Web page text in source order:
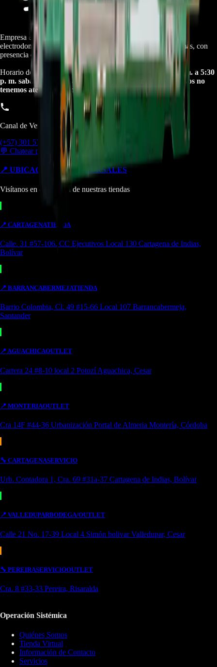
Empresa especializada en electrodomésticos, repuestos de
electrodomésticos, motos electricas y repuestos para las mismas, con
presencia en toda Colombia.
Horario de atención Call Center:
lunes a viernes de 8:30 a. m. a 5:30
p. m. sabados de 9:00 a. m. a 1:00 p. m. Domingos y festivos no
tenemos atencion online.
Canal de Ventas!!
(+57) 301 5739461
💬 Chatear por WhatsApp
📍 UBICACIONES Y SUCURSALES
Visítanos en cualquiera de nuestras tiendas
📍 CARTAGENATIENDA
Calle. 31 #57-106. CC Ejecutivos Local 130 Cartagena de Indias,
Bolívar
📍 BARRANCABERMEJATIENDA
Barrio Colombia, Cl. 49 #15-66 Local 107 Barrancabermeja,
Santander
📍AGUACHICAOUTLET
Carrera 24 #8-10 local 2 Potozí Aguachica, Cesar
📍 MONTERIAOUTLET
Cra 14F #44-36 Urbanización Portal de Almeria Montería, Córdoba
🔧 CARTAGENASERVICIO
Urb. Contadora 1, Cra. 69 #31a-37 Cartagena de Indias, Bolívar
📍 VALLEDUPARBODEGA/OUTLET
Calle 21 No. 17-39 Local 4 Simón bolivar Valledupar, Cesar
🔧 PEREIRASERVICIOOUTLET
Cra. 8 #33-33 Pereira, Risaralda
Operación Sistémica
Quiénes Somos
Tienda Virtual
Información de Contacto
Servicios